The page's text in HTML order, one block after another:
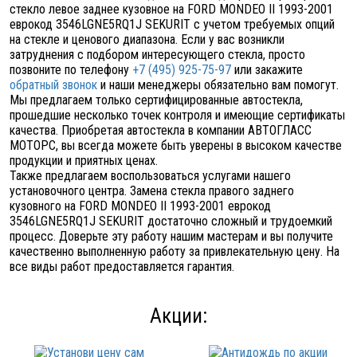
стекло левое заднее кузовное на FORD MONDEO II 1993-2001
еврокод 3546LGNE5RQ1J SEKURIT с учетом требуемых опций
на стекле и ценового диапазона. Если у вас возникли
затруднения с подбором интересующего стекла, просто
позвоните по телефону +7 (495) 925-75-97 или закажите
обратный звонок и наши менеджеры обязательно вам помогут.
Мы предлагаем только сертифицированные автостекла,
прошедшие несколько точек контроля и имеющие сертификаты
качества. Приобретая автостекла в компании АВТОГЛАСС
МОТОРС, вы всегда можете быть уверены в высоком качестве
продукции и приятных ценах.
Также предлагаем воспользоваться услугами нашего
установочного центра. Замена стекла правого заднего
кузовного на FORD MONDEO II 1993-2001 еврокод
3546LGNE5RQ1J SEKURIT достаточно сложный и трудоемкий
процесс. Доверьте эту работу нашим мастерам и вы получите
качественно выполненную работу за привлекательную цену. На
все виды работ предоставляется гарантия.
Акции: